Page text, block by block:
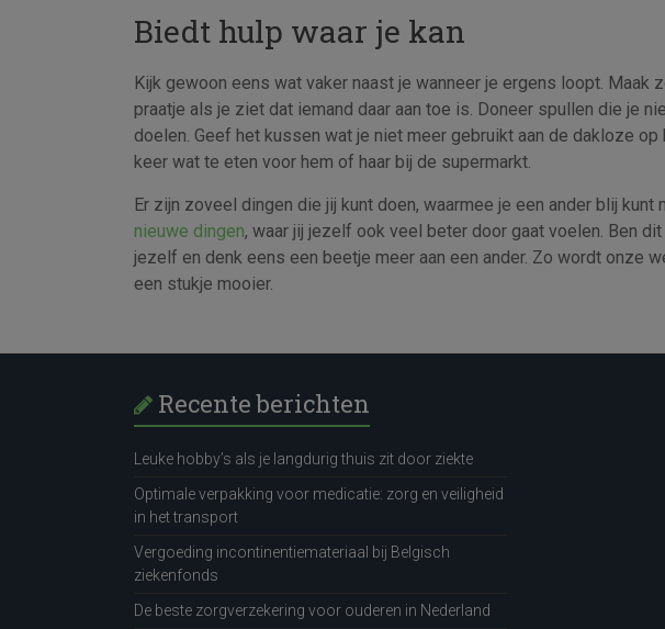
Biedt hulp waar je kan
Kijk gewoon eens wat vaker naast je wanneer je ergens loopt. Maak
praatje als je ziet dat iemand daar aan toe is. Doneer spullen die je
doelen. Geef het kussen wat je niet meer gebruikt aan de dakloze
keer wat te eten voor hem of haar bij de supermarkt.
Er zijn zoveel dingen die jij kunt doen, waarmee je een ander blij kunt
nieuwe dingen, waar jij jezelf ook veel beter door gaat voelen. Ben
jezelf en denk eens een beetje meer aan een ander. Zo wordt onze
een stukje mooier.
Recente berichten
Leuke hobby’s als je langdurig thuis zit door ziekte
Optimale verpakking voor medicatie: zorg en veiligheid
in het transport
Vergoeding incontinentiemateriaal bij Belgisch
ziekenfonds
De beste zorgverzekering voor ouderen in Nederland